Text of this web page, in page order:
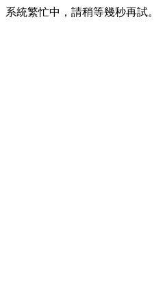
系統繁忙中，請稍等幾秒再試。